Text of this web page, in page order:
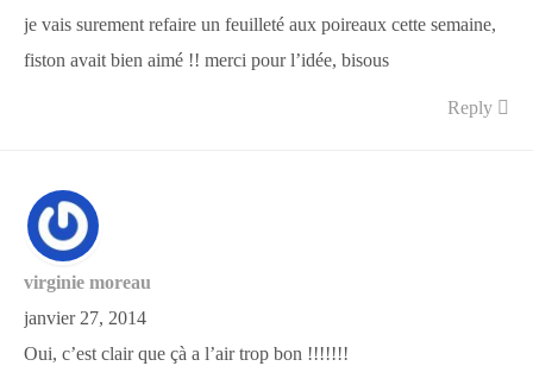
je vais surement refaire un feuilleté aux poireaux cette semaine,
fiston avait bien aimé !! merci pour l’idée, bisous
Reply
virginie moreau
janvier 27, 2014
Oui, c’est clair que çà a l’air trop bon !!!!!!!